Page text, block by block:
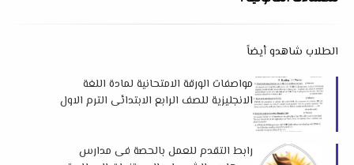
الطلاب شاهدو أيضاً
مواصفات الورقة الامتحانية لمادة اللغة
الانجليزية للصف الرابع الابتدائى الترم الاول
رابط التقدم للعمل بالحصة فى مدارس